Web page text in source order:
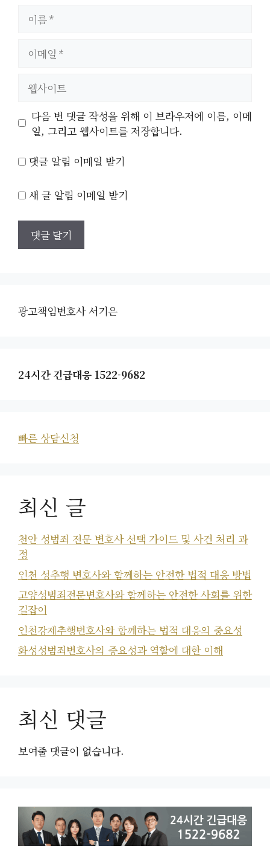
트
다음 번 댓글 작성을 위해 이 브라우저에 이름, 이메
일, 그리고 웹사이트를 저장합니다.
댓글 알림 이메일 받기
새 글 알림 이메일 받기
광고책임변호사 서기은
24시간 긴급대응 1522-9682
빠른 상담신청
최신 글
천안 성범죄 전문 변호사 선택 가이드 및 사건 처리 과
정
인천 성추행 변호사와 함께하는 안전한 법적 대응 방법
고양성범죄전문변호사와 함께하는 안전한 사회를 위한
길잡이
인천강제추행변호사와 함께하는 법적 대응의 중요성
화성성범죄변호사의 중요성과 역할에 대한 이해
최신 댓글
보여줄 댓글이 없습니다.